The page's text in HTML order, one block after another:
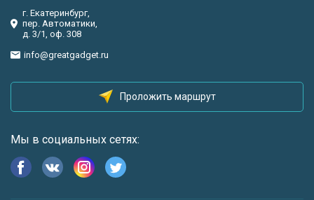
г. Екатеринбург,
пер. Автоматики,
д. 3/1, оф. 308
info@greatgadget.ru
Проложить маршрут
Мы в социальных сетях: